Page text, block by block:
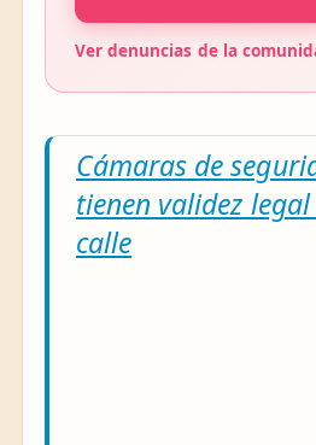
Ver denuncias de la
Cámaras de
tienen validez
calle